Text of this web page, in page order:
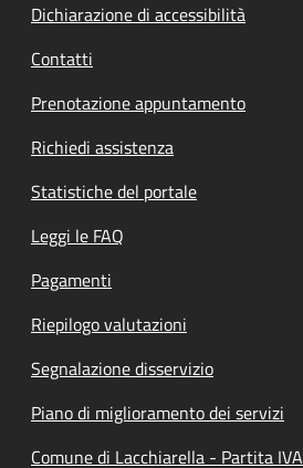
Dichiarazione di accessibilità
Contatti
Prenotazione appuntamento
Richiedi assistenza
Statistiche del portale
Leggi le FAQ
Pagamenti
Riepilogo valutazioni
Segnalazione disservizio
Piano di miglioramento dei servizi
Comune di Lacchiarella - Partita IVA